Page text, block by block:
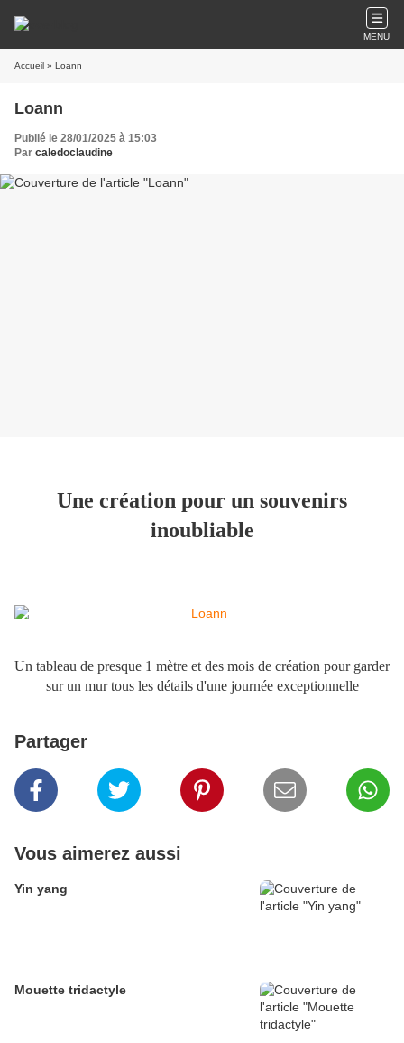
MENU
Accueil » Loann
Loann
Publié le 28/01/2025 à 15:03
Par caledoclaudine
Une création pour un souvenirs
inoubliable
Un tableau de presque 1 mètre et des mois de création pour garder
sur un mur tous les détails d'une journée exceptionnelle
Partager
Vous aimerez aussi
Yin yang
Mouette tridactyle